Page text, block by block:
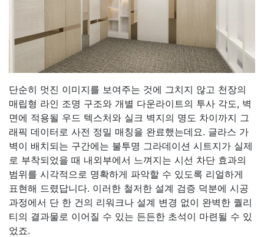
단순히 멋진 이미지를 보여주는 것에 그치지 않고 천장의
매립형 라인 조명 구조와 개별 다운라이트의 투사 각도, 벽
면에 적용될 우드 텍스처와 실크 벽지의 명도 차이까지 그
래픽 데이터로 사전 정밀 매칭을 완료했는데요. 글라스 가
벽이 배치되는 구간에는 불투명 그라데이션 시트지가 실제
로 부착되었을 때 내외부에서 느껴지는 시선 차단 효과의
범위를 시각적으로 명확하게 파악할 수 있도록 리얼하게
표현해 드렸답니다. 이러한 철저한 설계 검증 덕분에 시공
과정에서 단 한 건의 리워크나 설계 변경 없이 완벽한 퀄리
티의 결과물로 이어질 수 있는 든든한 초석이 마련될 수 있
었죠.